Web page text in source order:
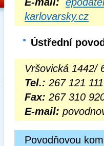
karlovarsky.cz
Ústřední
Vršovická 1442/
Tel.: 267 121 111
Fax: 267 310
E-mail:
Povodňovou